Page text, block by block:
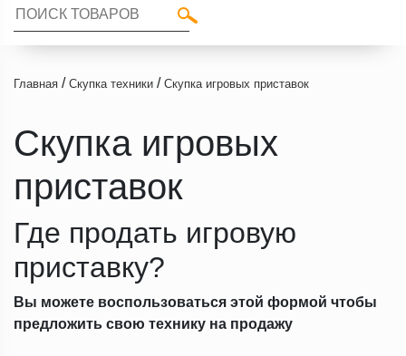
Главная / Скупка техники / Скупка игровых приставок
Скупка игровых
приставок
Где продать игровую
приставку?
Вы можете воспользоваться этой формой чтобы
предложить свою технику на продажу